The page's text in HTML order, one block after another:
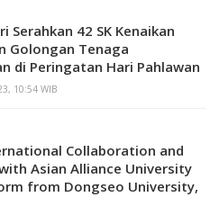
Serahkan 42 SK Kenaikan
Golongan Tenaga
di Peringatan Hari Pahlawan
10:54 WIB
Collaboration and
Asian Alliance University
from Dongseo University,